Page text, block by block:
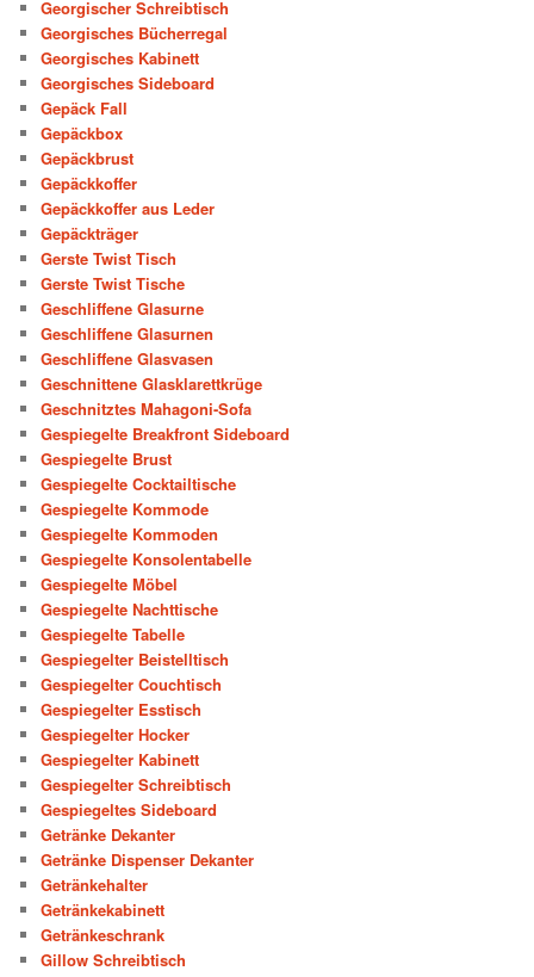
Georgischer Schreibtisch
Georgisches Bücherregal
Georgisches Kabinett
Georgisches Sideboard
Gepäck Fall
Gepäckbox
Gepäckbrust
Gepäckkoffer
Gepäckkoffer aus Leder
Gepäckträger
Gerste Twist Tisch
Gerste Twist Tische
Geschliffene Glasurne
Geschliffene Glasurnen
Geschliffene Glasvasen
Geschnittene Glasklarettkrüge
Geschnitztes Mahagoni-Sofa
Gespiegelte Breakfront Sideboard
Gespiegelte Brust
Gespiegelte Cocktailtische
Gespiegelte Kommode
Gespiegelte Kommoden
Gespiegelte Konsolentabelle
Gespiegelte Möbel
Gespiegelte Nachttische
Gespiegelte Tabelle
Gespiegelter Beistelltisch
Gespiegelter Couchtisch
Gespiegelter Esstisch
Gespiegelter Hocker
Gespiegelter Kabinett
Gespiegelter Schreibtisch
Gespiegeltes Sideboard
Getränke Dekanter
Getränke Dispenser Dekanter
Getränkehalter
Getränkekabinett
Getränkeschrank
Gillow Schreibtisch